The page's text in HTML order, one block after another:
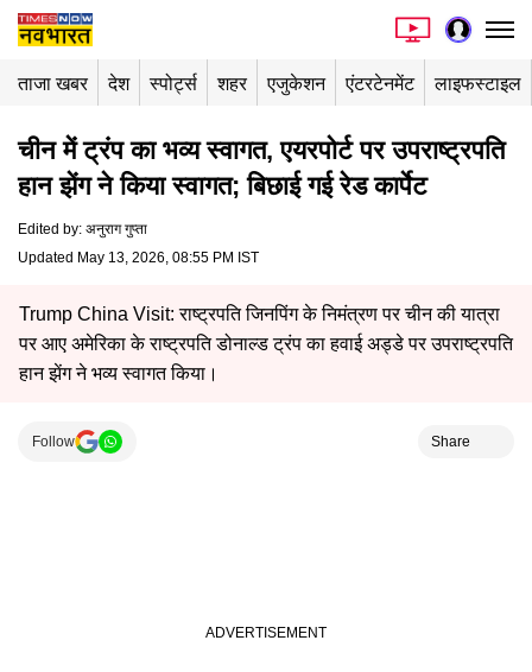
ताजा खबर देश स्पोर्ट्स शहर एजुकेशन एंटरटेनमेंट लाइफस्टाइल
चीन में ट्रंप का भव्य स्वागत, एयरपोर्ट पर उपराष्ट्रपति
हान झेंग ने किया स्वागत; बिछाई गई रेड कार्पेट
Edited by: अनुराग गुप्ता
Updated May 13, 2026, 08:55 PM IST
Trump China Visit: राष्ट्रपति जिनपिंग के निमंत्रण पर चीन की यात्रा
पर आए अमेरिका के राष्ट्रपति डोनाल्ड ट्रंप का हवाई अड्डे पर उपराष्ट्रपति
हान झेंग ने भव्य स्वागत किया।
Follow Share